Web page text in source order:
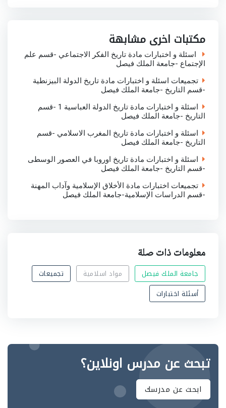
p
p n
مكتبات اخرى مشابهة
اسئلة و اختبارات مادة تاريخ الفكر الاجتماعي -قسم علم
الإجتماع -جامعة الملك فيصل
تجميعات اسئلة و اختبارات مادة تاريخ الدولة البيزنطية
-قسم التاريخ -جامعة الملك فيصل
اسئلة و اختبارات مادة تاريخ الدولة العباسية 1 -قسم
التاريخ -جامعة الملك فيصل
اسئلة و اختبارات مادة تاريخ المغرب الاسلامي -قسم
التاريخ -جامعة الملك فيصل
اسئلة و اختبارات مادة تاريخ اوروبا في العصور الوسطى
-قسم التاريخ -جامعة الملك فيصل
تجميعات اختبارات مادة الأخلاق الإسلامية وآداب المهنة
-قسم الدراسات الإسلامية-جامعة الملك فيصل
معلومات ذات صلة
جامعة الملك فيصل مواد اسلامية
تجميعات
أسئلة اختبارات
تبحث عن مدرس اونلاين؟
ابحث عن مدرسك